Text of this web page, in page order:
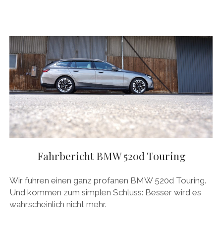
Fahrbericht BMW 520d Touring
Wir fuhren einen ganz profanen BMW 520d Touring.
Und kommen zum simplen Schluss: Besser wird es
wahrscheinlich nicht mehr.